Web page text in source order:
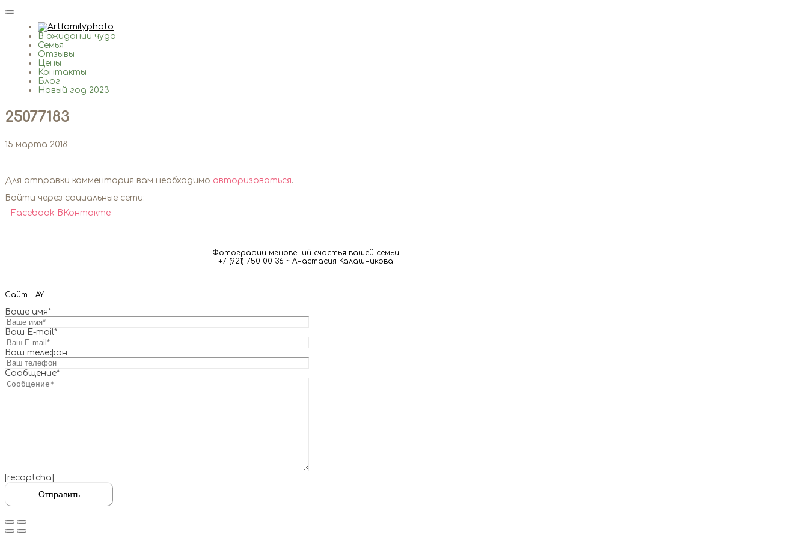
В ожидании чуда
Семья
Отзывы
Цены
Контакты
Блог
Новый год 2023
25077183
15 марта 2018
Для отправки комментария вам необходимо авторизоваться.
Войти через социальные сети:
Facebook ВКонтакте
Фотографии мгновений счастья вашей семьи
+7 (921) 750 00 36 ~ Анастасия Калашникова
Сайт - AY
Ваше имя*
Ваш E-mail*
Ваш телефон
Сообщение*
[recaptcha]